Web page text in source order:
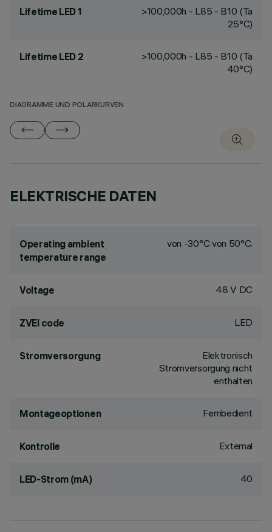
Lifetime LED 1
>100,000h - L85 - B10 (Ta
25°C)
Lifetime LED 2
>100,000h - L85 - B10 (Ta
40°C)
DIAGRAMME UND POLARKURVEN
ELEKTRISCHE DATEN
Operating ambient
temperature range
von -30°C von 50°C.
Voltage 48 V DC
ZVEI code LED
Stromversorgung
Elektronisch
Stromversorgung nicht
enthalten
Montageoptionen Fernbedient
Kontrolle External
LED-Strom (mA) 40